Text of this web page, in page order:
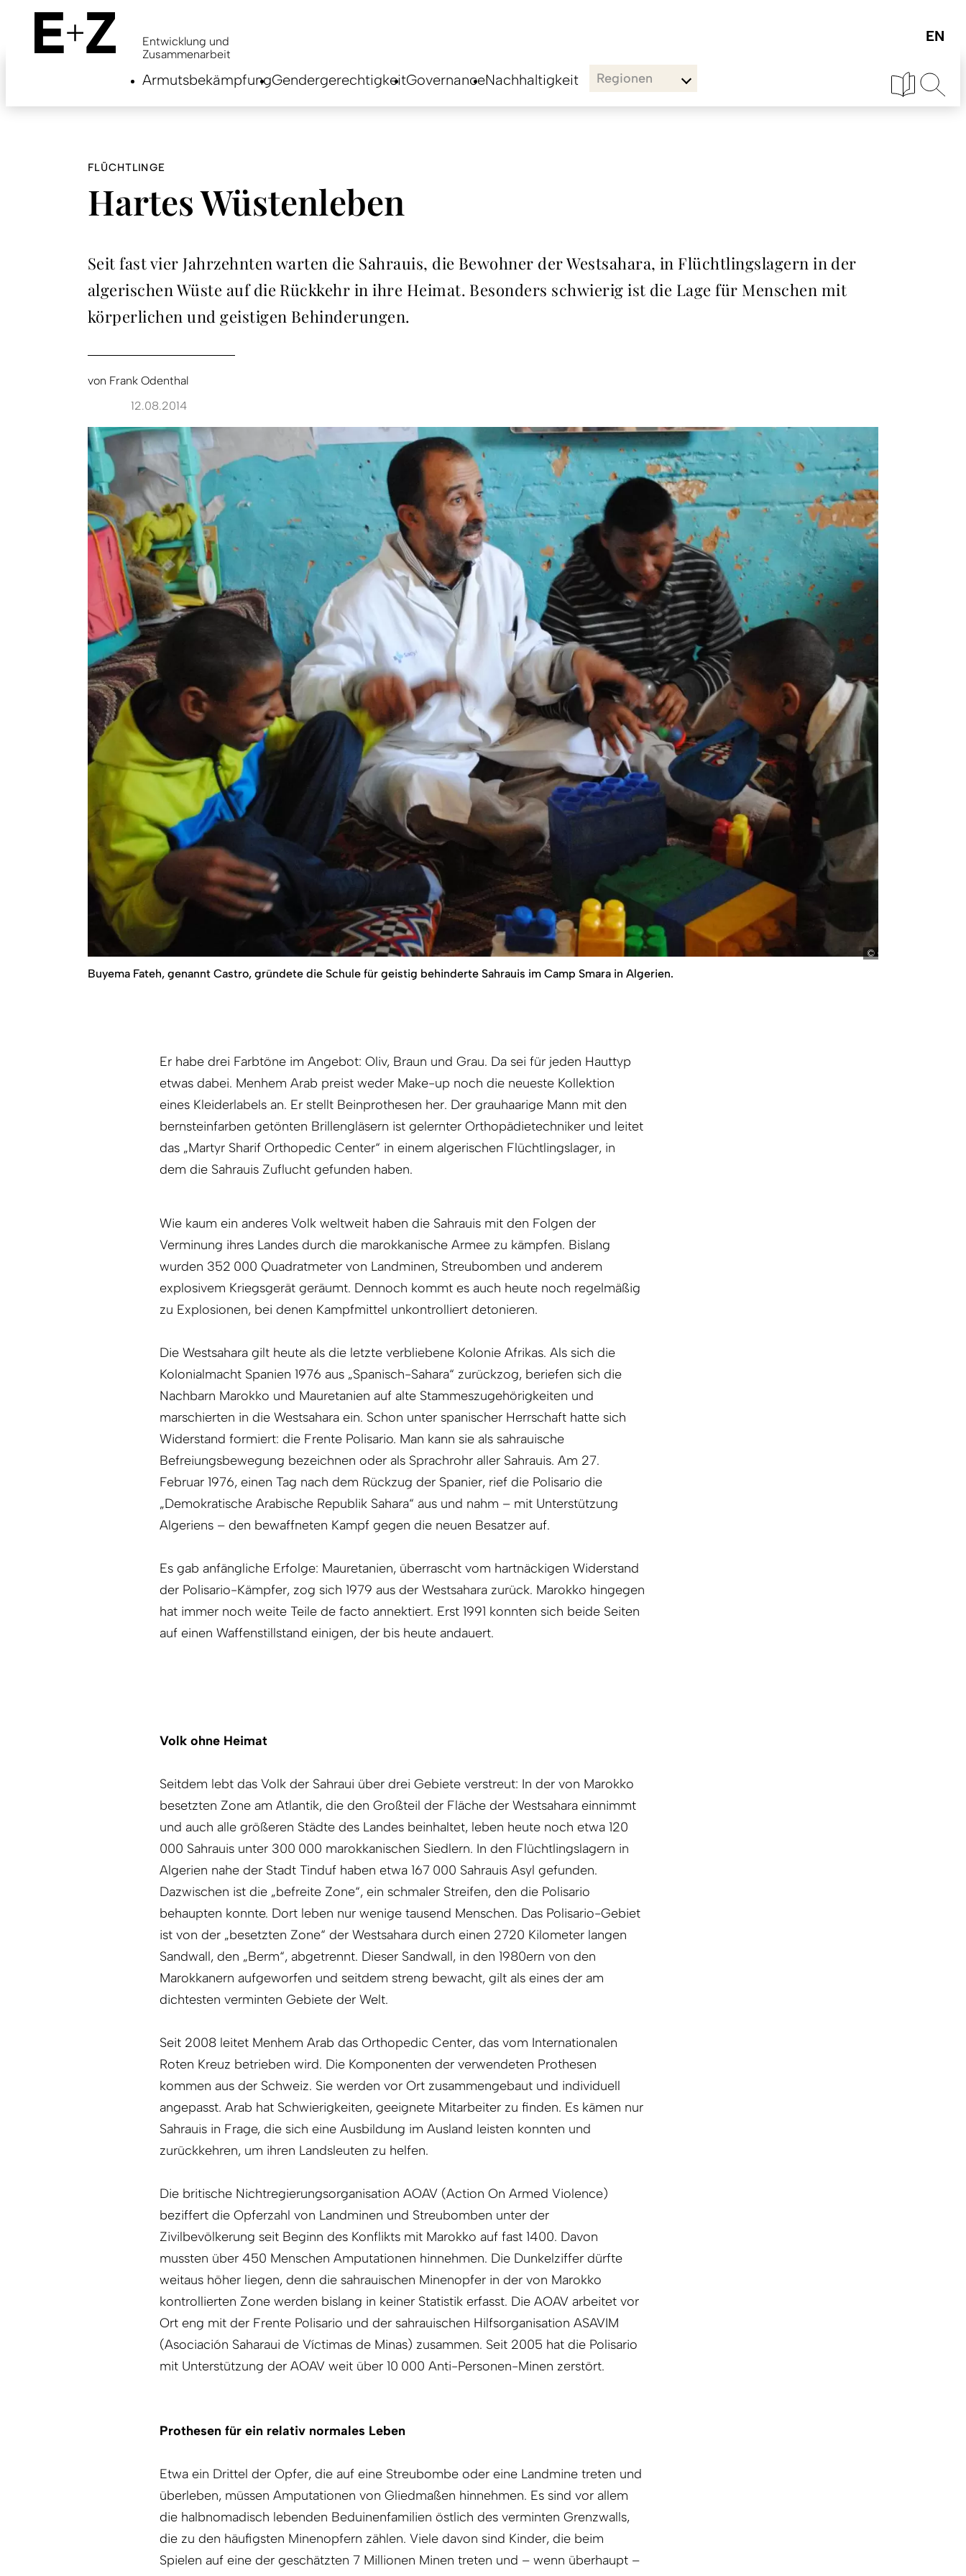
content
Entwicklung und
Zusammenarbeit
ArmutsbekämpfungGendergerechtigkeitGovernanceNachhaltigkeit Regionen
FLÜCHTLINGE
Hartes Wüstenleben
Seit fast vier Jahrzehnten warten die Sahrauis, die Bewohner der Westsahara, in Flüchtlingslagern in der
algerischen Wüste auf die Rückkehr in ihre Heimat. Besonders schwierig ist die Lage für Menschen mit
körperlichen und geistigen Behinderungen.
von Frank Odenthal
12.08.2014
Odenthal
Buyema Fateh, ­genannt Castro, gründete die Schule für geistig behinderte Sahrauis im Camp Smara in Algerien.
Er habe drei Farbtöne im Angebot: Oliv, Braun und Grau. Da sei für jeden Hauttyp
etwas dabei. Menhem Arab preist weder Make-up noch die neueste Kollektion
eines Kleiderlabels an. Er stellt Beinprothesen her. Der grauhaarige Mann mit den
bernsteinfarben getönten Brillengläsern ist gelernter Orthopädietechniker und leitet
das „Martyr Sharif Orthopedic Center“ in einem algerischen Flüchtlingslager, in
dem die Sahrauis Zuflucht gefunden haben.
Wie kaum ein anderes Volk weltweit haben die Sahrauis mit den Folgen der
Verminung ihres Landes durch die marokkanische Armee zu kämpfen. Bislang
wurden 352 000 Quadratmeter von Landminen, Streubomben und anderem
explosivem Kriegsgerät geräumt. Dennoch kommt es auch heute noch regelmäßig
zu Explosionen, bei denen Kampfmittel unkontrolliert detonieren.
Die Westsahara gilt heute als die letzte verbliebene Kolonie Afrikas. Als sich die
Kolonialmacht Spa­nien 1976 aus „Spanisch-Sahara“ zurückzog, beriefen sich die
Nachbarn Marokko und Mauretanien auf alte Stammeszugehörigkeiten und
marschierten in die Westsahara ein. Schon unter spanischer Herrschaft hatte sich
Widerstand formiert: die Frente Polisario. Man kann sie als sahrauische
Befreiungsbewegung bezeichnen oder als Sprachrohr aller Sahrauis. Am 27.
Februar 1976, einen Tag nach dem Rückzug der Spanier, rief die Polisario die
„Demokratische Arabische Republik Sahara“ aus und nahm – mit Unterstützung
Algeriens – den bewaffneten Kampf gegen die neuen Besatzer auf.
Es gab anfängliche Erfolge: Mauretanien, überrascht vom hartnäckigen Widerstand
der Polisario-Kämpfer, zog sich 1979 aus der Westsahara zurück. Marokko hingegen
hat immer noch weite Teile de facto annektiert. Erst 1991 konnten sich beide Seiten
auf einen Waffenstillstand einigen, der bis heute andauert.
Volk ohne Heimat
Seitdem lebt das Volk der Sahraui über drei Gebiete verstreut: In der von Marokko
besetzten Zone am Atlantik, die den Großteil der Fläche der Westsahara einnimmt
und auch alle größeren Städte des Landes beinhaltet, leben heute noch etwa 120
000 Sahrauis unter 300 000 marokkanischen Siedlern. In den Flüchtlingslagern in
Algerien nahe der Stadt Tinduf haben etwa 167 000 Sahrauis Asyl gefunden.
Dazwischen ist die „befreite Zone“, ein schmaler Streifen, den die Polisario
behaupten konnte. Dort leben nur wenige tausend Menschen. Das Polisario-Gebiet
ist von der „besetzten Zone“ der Westsahara durch einen 2720 Kilometer langen
Sandwall, den „Berm“, abgetrennt. Dieser Sandwall, in den 1980ern von den
Marokkanern aufgeworfen und seitdem streng bewacht, gilt als eines der am
dichtesten verminten Gebiete der Welt.
Seit 2008 leitet Menhem Arab das Orthopedic Center, das vom Internationalen
Roten Kreuz betrieben wird. Die Komponenten der verwendeten Prothesen
kommen aus der Schweiz. Sie werden vor Ort zusammengebaut und individuell
angepasst. Arab hat Schwierigkeiten, geeignete Mitarbeiter zu finden. Es kämen nur
Sahrauis in Frage, die sich eine Ausbildung im Ausland leisten konnten und
zurückkehren, um ihren Landsleuten zu helfen.
Die britische Nichtregierungsorganisation AOAV (Action On Armed Violence)
beziffert die Opferzahl von Landminen und Streubomben unter der
Zivilbevölkerung seit Beginn des Konflikts mit Marokko auf fast 1400. Davon
mussten über 450 Menschen Amputationen hinnehmen. Die Dunkelziffer dürfte
weitaus höher liegen, denn die sahrauischen Minenopfer in der von Marokko
kontrollierten Zone werden bislang in keiner Statistik erfasst. Die AOAV arbeitet vor
Ort eng mit der Frente Polisario und der sahrauischen Hilfsorganisation ASAVIM
(Asociación Saharaui de Víctimas de Minas) zusammen. Seit 2005 hat die Polisario
mit Unterstützung der AOAV weit über 10 000 Anti-Personen-Minen zerstört.
Prothesen für ein relativ normales Leben
Etwa ein Drittel der Opfer, die auf eine Streubombe oder eine Landmine treten und
überleben, müssen Amputationen von Gliedmaßen hinnehmen. Es sind vor allem
die halbnomadisch lebenden Beduinenfamilien östlich des verminten Grenzwalls,
die zu den häufigsten Minenopfern zählen. Viele davon sind Kinder, die beim
Spielen auf eine der geschätzten 7 Mil­lionen Minen treten und – wenn überhaupt –